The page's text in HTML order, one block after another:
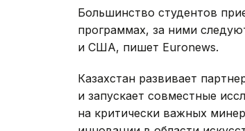
Большинство студентов
программах, за ними
и США, пишет Euronews.
Казахстан развивает
и запускает совместные
на критически важных